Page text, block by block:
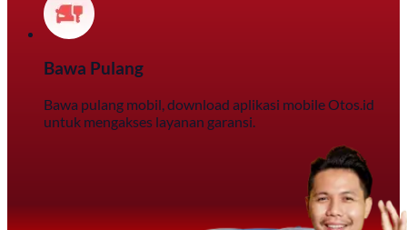
Bawa Pulang
Bawa pulang mobil, download aplikasi mobile Otos.id
untuk mengakses layanan garansi.